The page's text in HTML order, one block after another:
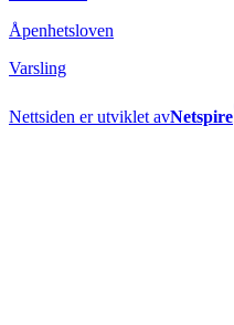
Åpenhetsloven
Varsling
Nettsiden er utviklet avNetspire